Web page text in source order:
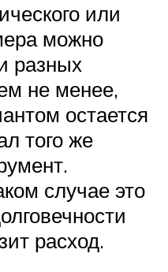
или
можно
разных
не менее,
остается
того же
случае это
расход.